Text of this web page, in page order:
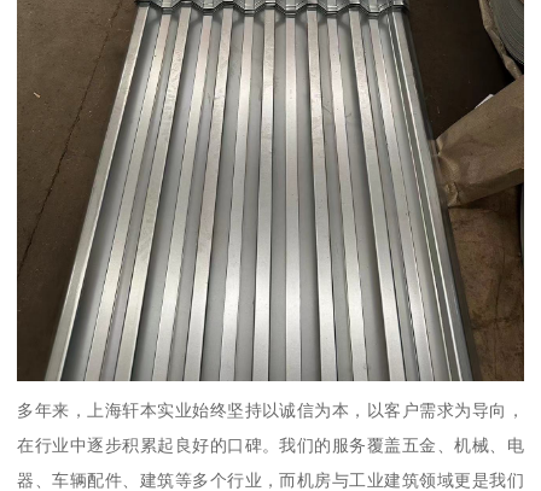
多年来，上海轩本实业始终坚持以诚信为本，以客户需求为导向，
在行业中逐步积累起良好的口碑。我们的服务覆盖五金、机械、电
器、车辆配件、建筑等多个行业，而机房与工业建筑领域更是我们